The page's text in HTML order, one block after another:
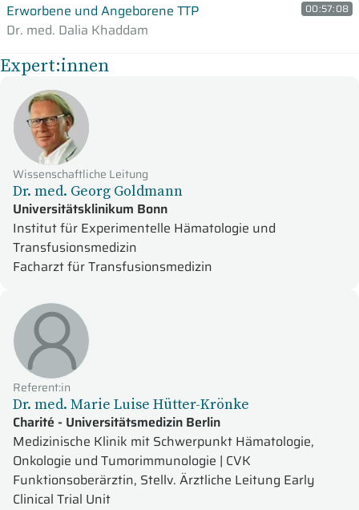
Erworbene und Angeborene TTP
Dr. med. Dalia Khaddam
00:57:08
Expert:innen
Wissenschaftliche Leitung
Dr. med. Georg Goldmann
Universitätsklinikum Bonn
Institut für Experimentelle Hämatologie und
Transfusionsmedizin
Facharzt für Transfusionsmedizin
Referent:in
Dr. med. Marie Luise Hütter-Krönke
Charité - Universitätsmedizin Berlin
Medizinische Klinik mit Schwerpunkt Hämatologie,
Onkologie und Tumorimmunologie | CVK
Funktionsoberärztin, Stellv. Ärztliche Leitung Early
Clinical Trial Unit